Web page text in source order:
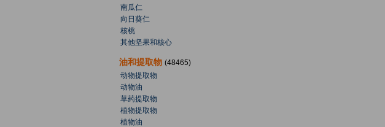
南瓜仁
向日葵仁
核桃
其他坚果和核心
油和提取物 (48465)
动物提取物
动物油
草药提取物
植物提取物
植物油